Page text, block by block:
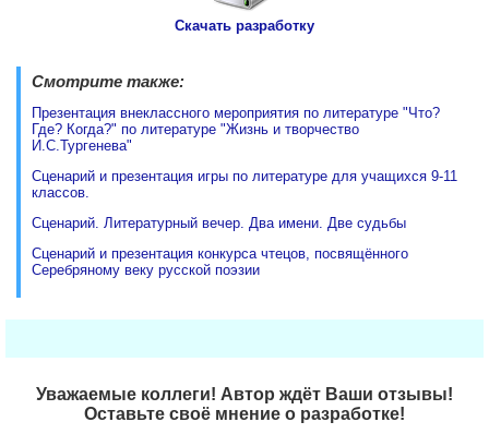
Скачать разработку
Смотрите также:
Презентация внеклассного мероприятия по литературе "Что?
Где? Когда?" по литературе "Жизнь и творчество
И.С.Тургенева"
Сценарий и презентация игры по литературе для учащихся 9-11
классов.
Сценарий. Литературный вечер. Два имени. Две судьбы
Сценарий и презентация конкурса чтецов, посвящённого
Серебряному веку русской поэзии
Уважаемые коллеги! Автор ждёт Ваши отзывы!
Оставьте своё мнение о разработке!